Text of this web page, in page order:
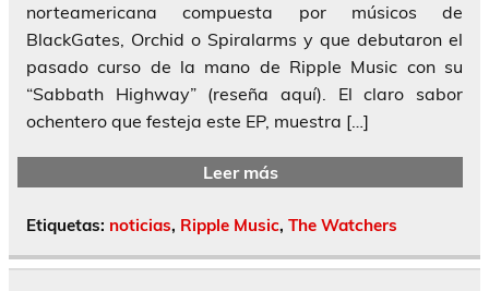
norteamericana compuesta por músicos de
BlackGates, Orchid o Spiralarms y que debutaron el
pasado curso de la mano de Ripple Music con su
“Sabbath Highway” (reseña aquí). El claro sabor
ochentero que festeja este EP, muestra […]
Leer más
Etiquetas: noticias, Ripple Music, The Watchers